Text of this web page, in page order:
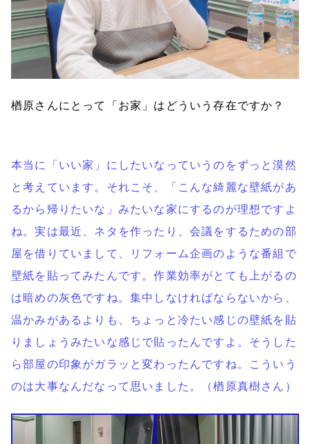
楢原さんにとって「お家」はどういう存在ですか？
本当に「いい家」にしたいなっていうのをずっと漠然
と考えています。それこそ、「こんな綺麗な壁紙があ
るから帰りたいな」みたいな家にするのが理想ですよ
ね。実は最近、ネタを作ったり、会議をするための部
屋を借りていまして、リフォーム企画のような番組で
壁紙を貼ってみたんです。作業効率がとても上がるの
は暗めの灰色ですね。集中しなければならないから、
温かみがあるよりも、ちょっと冷たい感じの壁紙を貼
りましょうみたいな感じで貼ったんですよ。そうした
ら部屋の印象がガラッと変わったんですね。こういう
のは大事なんだなって思いました。（楢原真樹さん）